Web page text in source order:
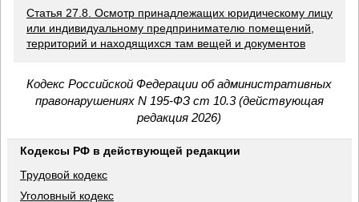
Статья 27.8. Осмотр принадлежащих юридическому лицу
или индивидуальному предпринимателю помещений,
территорий и находящихся там вещей и документов
Кодекс Российской Федерации об административных
правонарушениях N 195-ФЗ ст 10.3 (действующая
редакция 2026)
Кодексы РФ в действующей редакции
Трудовой кодекс
Уголовный кодекс